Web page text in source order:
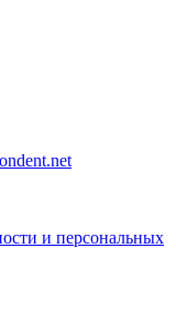
и персональных